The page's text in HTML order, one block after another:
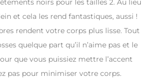
noirs pour les tailles 2. Au lieu
et cela les rend fantastiques, aussi !
rendent votre corps plus lisse. Tout
quelque part qu’il n’aime pas et le
que vous puissiez mettre l’accent
pas pour minimiser votre corps.